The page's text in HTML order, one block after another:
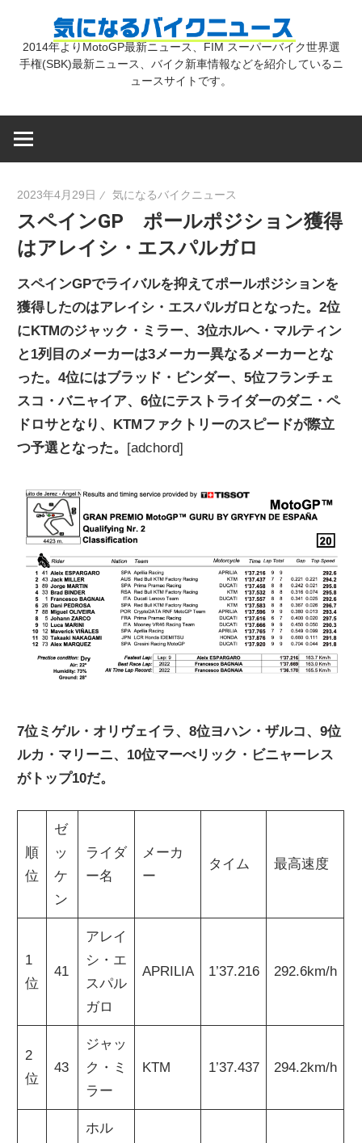
気
バ
イ
ク
ニ
ュ
ー
ス
2014年よりMotoGP最新ニュース、FIM スーパーバイク世界選
手権(SBK)最新ニュース、バイク新車情報などを紹介しているニ
ュースサイトです。
2023年4月29日 気になるバイクニュース
スペインGP ポールポジション獲得
はアレイシ・エスパルガロ
スペインGPでライバルを抑えてポールポジションを
獲得したのはアレイシ・エスパルガロとなった。2位
にKTMのジャック・ミラー、3位ホルヘ・マルティン
と1列目のメーカーは3メーカー異なるメーカーとな
った。4位にはブラッド・ビンダー、5位フランチェ
スコ・バニャイア、6位にテストライダーのダニ・ペ
ドロサとなり、KTMファクトリーのスピードが際立
つ予選となった。 [adchord]
7位ミゲル・オリヴェイラ、8位ヨハン・ザルコ、9位
ルカ・マリーニ、10位マーべリック・ビニャーレス
がトップ10だ。
順
位
ゼ
ッ
ケ
ン
ライダ
ー名
メーカ
ー
タイム 最高速度
1
位
41
アレイ
シ・エ
スパル
ガロ
APRILIA 1’37.216 292.6km/h
2
位
43
ジャッ
ク・ミ
ラー
KTM 1’37.437 294.2km/h
ホル